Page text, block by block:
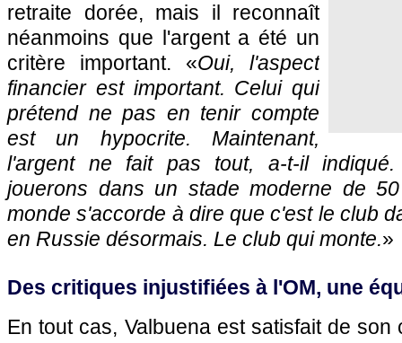
retraite dorée, mais il reconnaît
néanmoins que l'argent a été un
critère important. «Oui, l'aspect
financier est important. Celui qui
prétend ne pas en tenir compte
est un hypocrite. Maintenant,
l'argent ne fait pas tout, a-t-il
jouerons dans un stade moderne de
monde s'accorde à dire que c'est le club
en Russie désormais. Le club qui monte.»
Des critiques injustifiées à l'OM, une
En tout cas, Valbuena est satisfait de